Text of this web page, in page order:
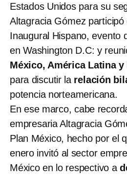
Estados Unidos para su
Altagracia Gómez participó
Inaugural Hispano, evento
en Washington D.C: y
México, América Latina
para discutir la relación
potencia norteamericana.
En ese marco, cabe
empresaria Altagracia
Plan México, hecho por el
enero invitó al sector
México en lo respectivo a